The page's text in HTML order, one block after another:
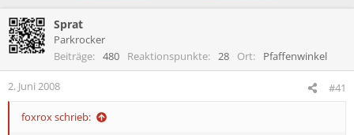
Sprat
Parkrocker
Beiträge
480 Reaktionspunkte 28 Ort Pfaffenwinkel
2. Juni 2008 #41
foxrox schrieb: